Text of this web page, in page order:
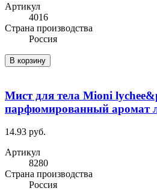
Артикул
4016
Cтрана производства
Россия
В корзину
Мист для тела Mioni
парфюмированный аромат
14.93 руб.
Артикул
8280
Cтрана производства
Россия